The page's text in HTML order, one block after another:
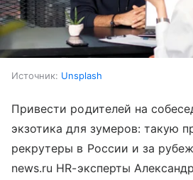
Источник: Unsplash
Привести родителей на
экзотика для зумеров: такую
рекрутеры в России и за
news.ru HR-эксперты